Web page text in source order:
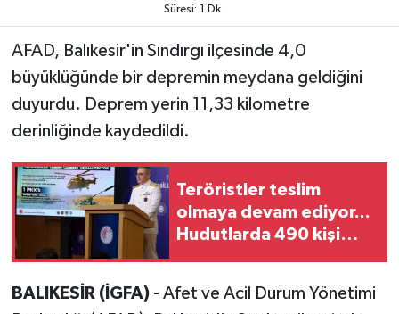
Süresi: 1 Dk
AFAD, Balıkesir'in Sındırgı ilçesinde 4,0
büyüklüğünde bir depremin meydana geldiğini
duyurdu. Deprem yerin 11,33 kilometre
derinliğinde kaydedildi.
Teröristler teslim
olmaya devam ediyor...
Hudutlarda 490 kişi
BALIKESİR (İGFA) - Afet ve Acil Durum Yönetimi